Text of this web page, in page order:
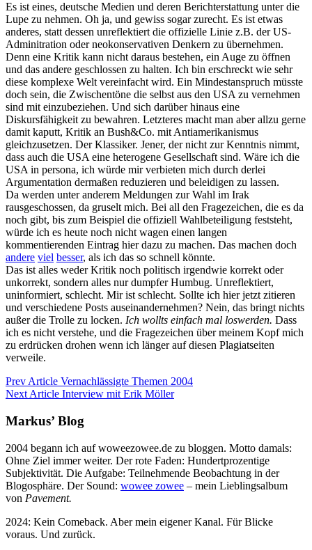
Es ist eines, deutsche Medien und deren Berichterstattung unter die
Lupe zu nehmen. Oh ja, und gewiss sogar zurecht. Es ist etwas
anderes, statt dessen unreflektiert die offizielle Linie z.B. der US-
Adminitration oder neokonservativen Denkern zu übernehmen.
Denn eine Kritik kann nicht daraus bestehen, ein Auge zu öffnen
und das andere geschlossen zu halten. Ich bin erschreckt wie sehr
diese komplexe Welt vereinfacht wird. Ein Mindestanspruch müsste
doch sein, die Zwischentöne die selbst aus den USA zu vernehmen
sind mit einzubeziehen. Und sich darüber hinaus eine
Diskursfähigkeit zu bewahren. Letzteres macht man aber allzu gerne
damit kaputt, Kritik an Bush&Co. mit Antiamerikanismus
gleichzusetzen. Der Klassiker. Jener, der nicht zur Kenntnis nimmt,
dass auch die USA eine heterogene Gesellschaft sind. Wäre ich die
USA in persona, ich würde mir verbieten mich durch derlei
Argumentation dermaßen reduzieren und beleidigen zu lassen.
Da werden unter anderem Meldungen zur Wahl im Irak
rausgeschossen, da gruselt mich. Bei all den Fragezeichen, die es da
noch gibt, bis zum Beispiel die offiziell Wahlbeteiligung feststeht,
würde ich es heute noch nicht wagen einen langen
kommentierenden Eintrag hier dazu zu machen. Das machen doch
andere viel besser, als ich das so schnell könnte.
Das ist alles weder Kritik noch politisch irgendwie korrekt oder
unkorrekt, sondern alles nur dumpfer Humbug. Unreflektiert,
uninformiert, schlecht. Mir ist schlecht. Sollte ich hier jetzt zitieren
und verschiedene Posts auseinandernehmen? Nein, das bringt nichts
außer die Trolle zu locken. Ich wollts einfach mal loswerden. Dass
ich es nicht verstehe, und die Fragezeichen über meinem Kopf mich
zu erdrücken drohen wenn ich länger auf diesen Plagiatseiten
verweile.
Prev Article Vernachlässigte Themen 2004
Next Article Interview mit Erik Möller
Markus’ Blog
2004 begann ich auf woweezowee.de zu bloggen. Motto damals:
Ohne Ziel immer weiter. Der rote Faden: Hundertprozentige
Subjektivität. Die Aufgabe: Teilnehmende Beobachtung in der
Blogosphäre. Der Sound: wowee zowee – mein Lieblingsalbum
von Pavement.
2024: Kein Comeback. Aber mein eigener Kanal. Für Blicke
voraus. Und zurück.